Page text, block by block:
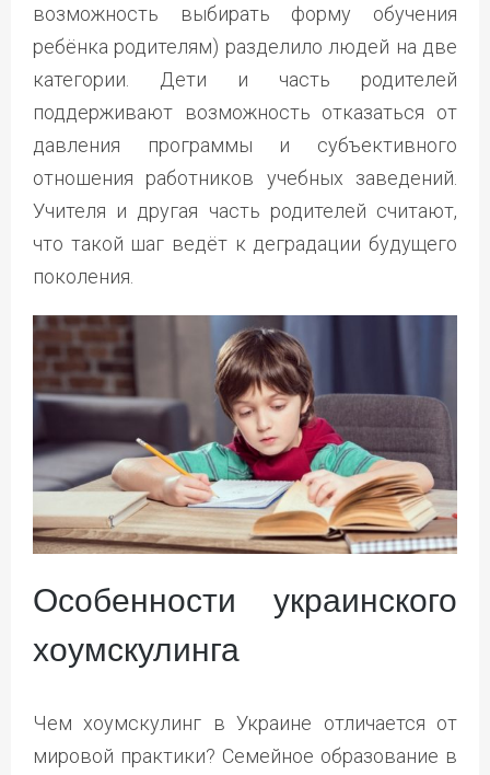
возможность выбирать форму обучения
ребёнка родителям) разделило людей на две
категории. Дети и часть родителей
поддерживают возможность отказаться от
давления программы и субъективного
отношения работников учебных заведений.
Учителя и другая часть родителей считают,
что такой шаг ведёт к деградации будущего
поколения.
Особенности украинского
хоумскулинга
Чем хоумскулинг в Украине отличается от
мировой практики? Семейное образование в